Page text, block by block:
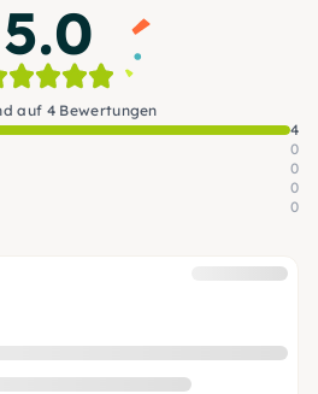
5.0
auf 4 Bewertungen
4
0
0
0
0